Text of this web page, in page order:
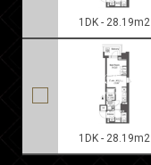
1DK - 28.19m2
1DK - 28.19m2